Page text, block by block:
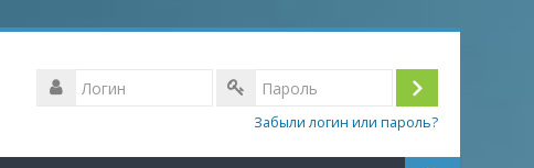
Логин
Вход
Забыли логин или пароль?